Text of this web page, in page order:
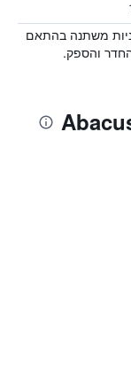
משתנה בהתאם
והספק.